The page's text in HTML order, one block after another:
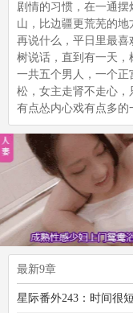
剧情的习惯，在一通
山，比边疆更荒芜的地
再说什么，平日里最
树说话，直到有一天
一共五个男人，一个
松，女主走肾不走心
有点怂内心戏有点多的
最新9章
星际番外243：时间很